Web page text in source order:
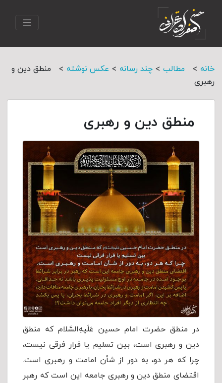
خانه > مطالب > چند رسانه > عکس نوشته >
منطق دین و
رهبری
منطق دین و رهبری
در منطق حضرت امام حسین عَلَیهِ‌السَّلام که منطق
دین و رهبری است، بین تسلیم یا فرار فرقی نیست،
چرا که هر دو، به دور از شأن امامت و رهبری است.
اقتضای منطق دین و رهبری جامعه این است که رهبر